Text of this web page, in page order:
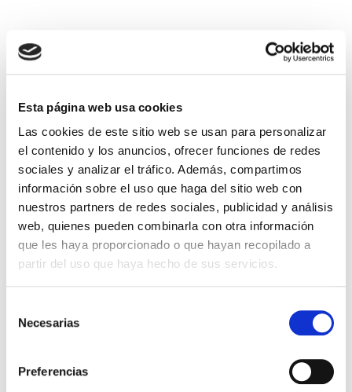
Esta página web usa cookies
Las cookies de este sitio web se usan para personalizar
el contenido y los anuncios, ofrecer funciones de redes
sociales y analizar el tráfico. Además, compartimos
información sobre el uso que haga del sitio web con
nuestros partners de redes sociales, publicidad y análisis
web, quienes pueden combinarla con otra información
que les haya proporcionado o que hayan recopilado a
partir del uso que haya hecho de sus servicios.
Necesarias
Preferencias
Search
Temas
Climatización
39
Noticias corporativas 99